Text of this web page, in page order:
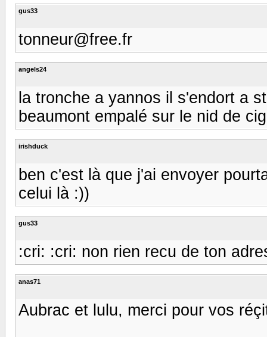
gus33
tonneur@free.fr
angels24
la tronche a yannos il s'endort a
beaumont empalé sur le nid de
irishduck
ben c'est là que j'ai envoyer
celui là :))
gus33
:cri: :cri: non rien recu de ton
anas71
Aubrac et lulu, merci pour vos